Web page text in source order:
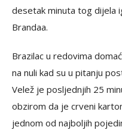
desetak minuta tog dijela
Brandaa.
Brazilac u redovima
na nuli kad su u pitanju
Velež je posljednjih 25
obzirom da je crveni
jednom od najboljih